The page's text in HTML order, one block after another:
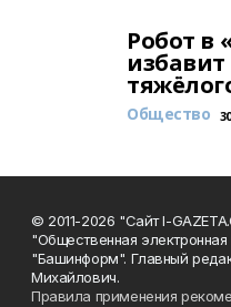
Робот в
Общество
© 2011-2026 "Сайт I-
"Общественная
"Башинформ". Главный
Михайлович.
Правила применения